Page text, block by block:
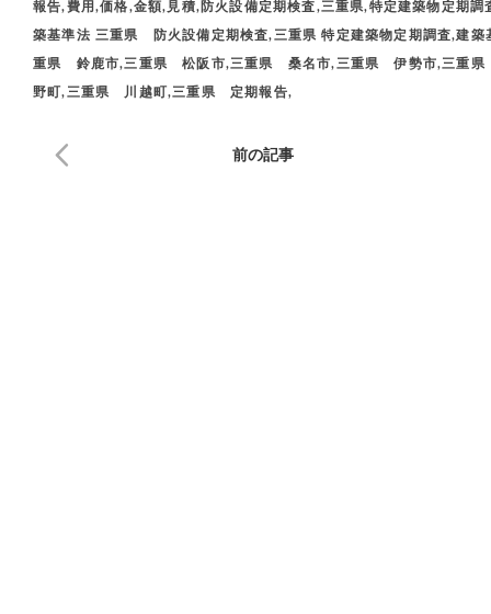
報告,費用,価格,金額,見積,防火設備定期検査,三重県,特定建築物定期
築基準法 三重県 防火設備定期検査,三重県 特定建築物定期調査,建
重県 鈴鹿市,三重県 松阪市,三重県 桑名市,三重県 伊勢市,三重
野町,三重県 川越町,三重県 定期報告,
前の記事